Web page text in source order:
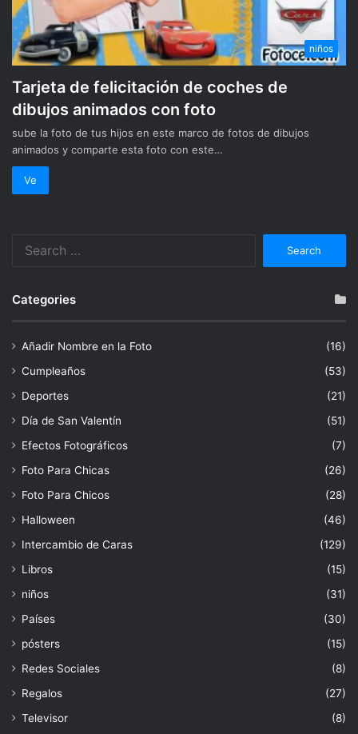
niños
Tarjeta de felicitación de coches de
dibujos animados con foto
sube la foto de tus hijos en este marco de fotos de dibujos
animados y comparte esta foto con este…
Ve
Categories
Añadir Nombre en la Foto
(16)
Cumpleaños
(53)
Deportes
(21)
Día de San Valentín
(51)
Efectos Fotográficos
(7)
Foto Para Chicas
(26)
Foto Para Chicos
(28)
Halloween
(46)
Intercambio de Caras
(129)
Libros
(15)
niños
(31)
Países
(30)
pósters
(15)
Redes Sociales
(8)
Regalos
(27)
Televisor
(8)